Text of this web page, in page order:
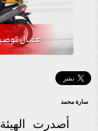
عمال
سارة محمد
أصدرت